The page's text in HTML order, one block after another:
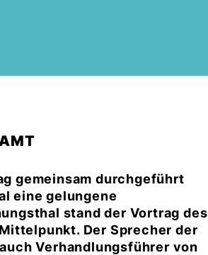
gemeinsam durchgeführt
eine gelungene
stand der Vortrag des
Der Sprecher der
Verhandlungsführer von